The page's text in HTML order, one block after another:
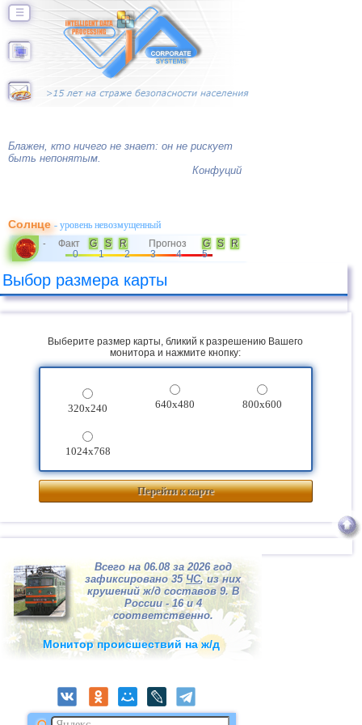
☰
Блажен, кто ничего не знает: он не рискует
быть непонятым.
Конфуций
Солнце- уровень невозмущенный
- Факт G S R Прогноз G S
R
0
1 2 3 4 5
Выбор размера карты
Выберите размер карты, бликий к разрешению Вашего
монитора и нажмите кнопку:
320x240 640x480 800x600
1024x768
Перейти к карте
Всего на 06.08 за 2026 год
зафиксировано 35ЧС, из них
крушений ж/д составов 9. В
России - 16 и 4
соответственно.
Монитор происшествий на ж/д